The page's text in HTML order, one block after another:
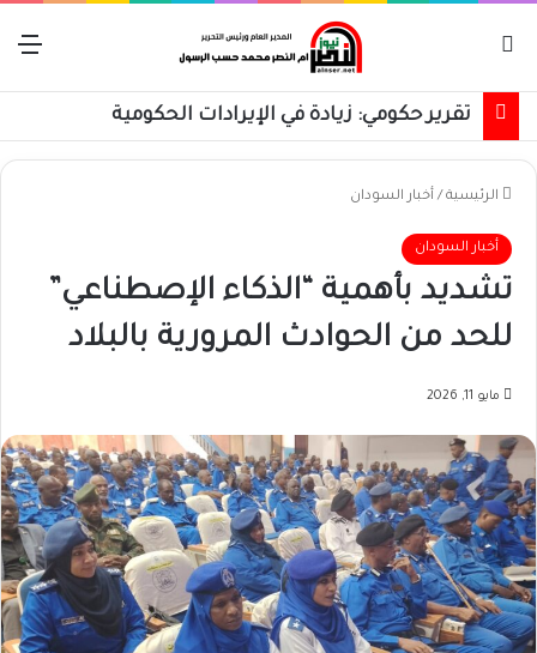
تقرير حكومي: زيادة في الإيرادات الحكومية
الرئيسية / أخبار السودان
أخبار السودان
تشديد بأهمية “الذكاء الإصطناعي”
للحد من الحوادث المرورية بالبلاد
مايو 11, 2026